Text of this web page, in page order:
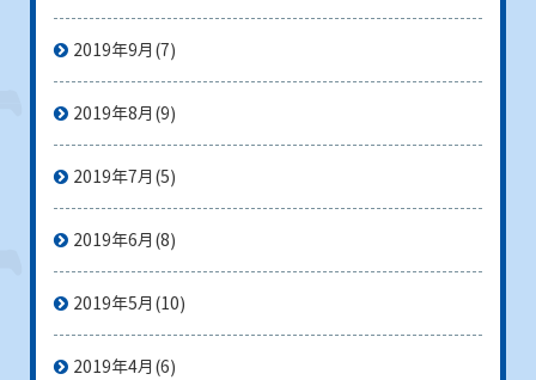
2019年9月 (7)
2019年8月 (9)
2019年7月 (5)
2019年6月 (8)
2019年5月 (10)
2019年4月 (6)